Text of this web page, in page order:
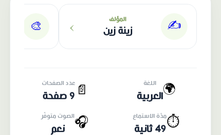
✍️ المؤلف
زينة زين ›
🎨
🌍 اللغة
العربية 📄
عدد الصفحات
9 صفحة
⏱️مدّة الاستماع
49 ثانية
🎧الصوت متوفّر
نعم